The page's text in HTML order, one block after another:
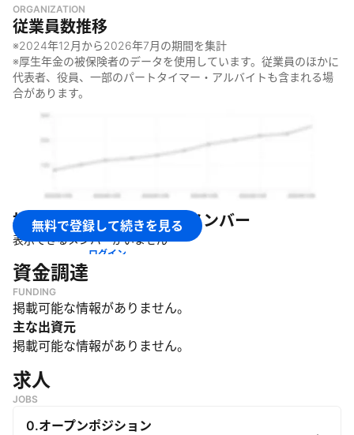
・ヘルスケア業界
・IT・テクノロジー業界
なぜやっているのか
・それぞれの子育てを歓迎する社会の実現を目指すため
・「産む」「育てる」「育つ」の中で、個人のあり方を尊重し、
子育て中の親の負担を軽減し、より良い環境を提供するため
何をしているのか
病児保育ネット予約サービス「あずかるこちゃん」の開発・運
ORGANIZATION
従業員数推移
※2024年12月から2026年7月の期間を集計
※厚生年金の被保険者のデータを使用しています。従業員のほかに
代表者、役員、一部のパートタイマー・アルバイトも含まれる場
合があります。
無料で登録して続きを見る
ログイン
株式会社グッドバトンのメンバー
表示できるメンバーがいません
資金調達
FUNDING
掲載可能な情報がありません。
主な出資元
掲載可能な情報がありません。
求人
JOBS
0.オープンポジション